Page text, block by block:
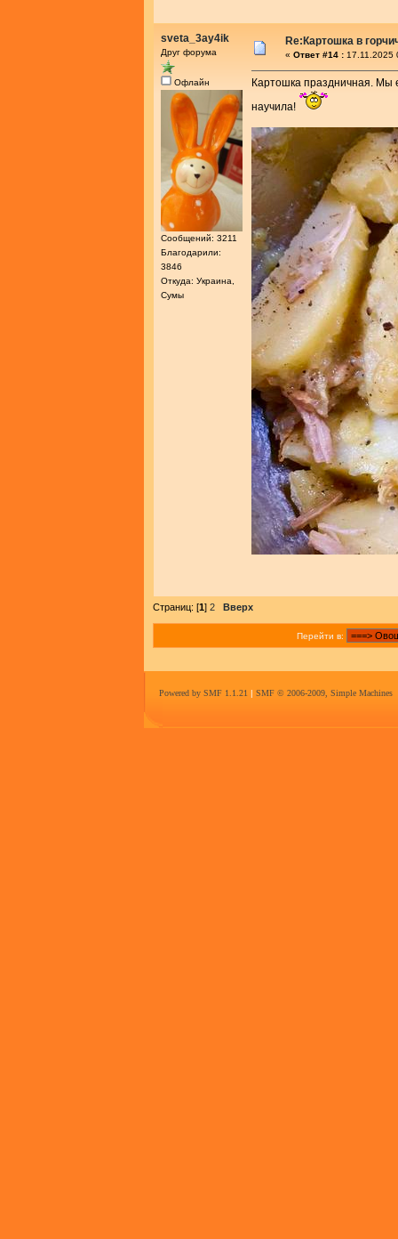
sveta_3ay4ik
Друг форума
Офлайн
Сообщений: 3211
Благодарили:
3846
Откуда: Украина,
Сумы
Re:Картошка в
« Ответ #14 : 17.11.2025
Картошка праздничная. Мы
научила!
Страниц: [1] 2 Вверх
Перейти в:
Powered by SMF 1.1.21 | SMF © 2006-2009, Simple Machines